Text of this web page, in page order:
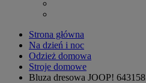
Strona główna
Na dzień i noc
Odzież domowa
Stroje domowe
Bluza dresowa JOOP! 643158